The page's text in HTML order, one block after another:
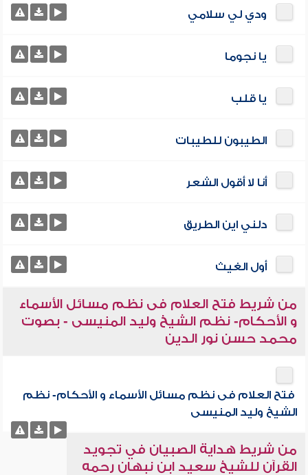
ودي لي سلامي
يا نجوما
يا قلب
الطيبون للطيبات
أنا لا أقول الشعر
دلني اين الطريق
أول الغيث
من شريط فتح العلام فى نظم مسائل الأسماء
و الأحكام- نظم الشيخ وليد المنيسى - بصوت
محمد حسن نور الدين
فتح العلام فى نظم مسائل الأسماء و الأحكام- نظم
الشيخ وليد المنيسى
من شريط هداية الصبيان في تجويد
القرآن للشيخ سعيد ابن نبهان رحمه